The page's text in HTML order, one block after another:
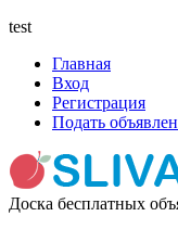
test
Главная
Вход
Регистрация
Подать
Доска бесплатных